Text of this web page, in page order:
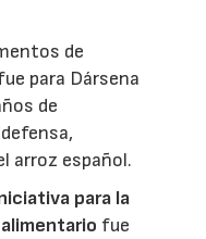
de
para Dársena
de
arroz español.
para la
fue